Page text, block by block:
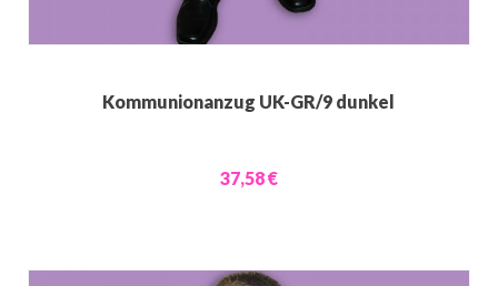
Kommunionanzug UK-GR/9 dunkel
37,58 €